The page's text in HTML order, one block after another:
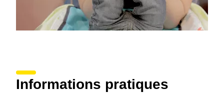
Informations pratiques